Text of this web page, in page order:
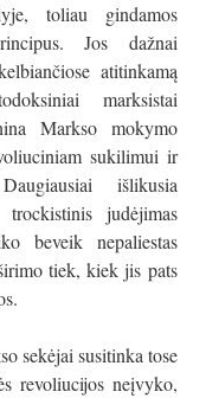
toliau gindamos
Jos dažnai
atitinkamą
marksistai
Markso mokymo
sukilimui ir
išlikusia
judėjimas
beveik nepaliestas
tiek, kiek jis pats
sekėjai susitinka tose
revoliucijos neįvyko,